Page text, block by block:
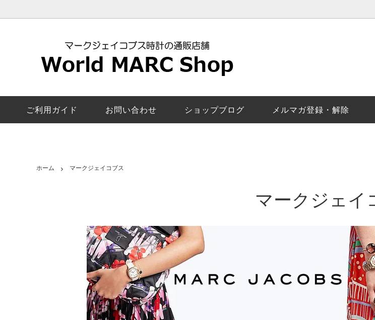
レディース新作モデル ロキシー｜ROXY
エイミー｜Amy ベイカー｜Baker
ロック｜Rock
マークジェイコブス マークバイマークジェイコブス
機能で探す スマートウォッチ
安心の交換返品保証 5年修理保証
取扱店舗一覧 マークジェイコブスの
ペアウォッチの選
び方
ご利用ガイド お問い合わせ ショップブログ メルマガ登録・解除
ホーム マークジェイコブス
マークジェイ